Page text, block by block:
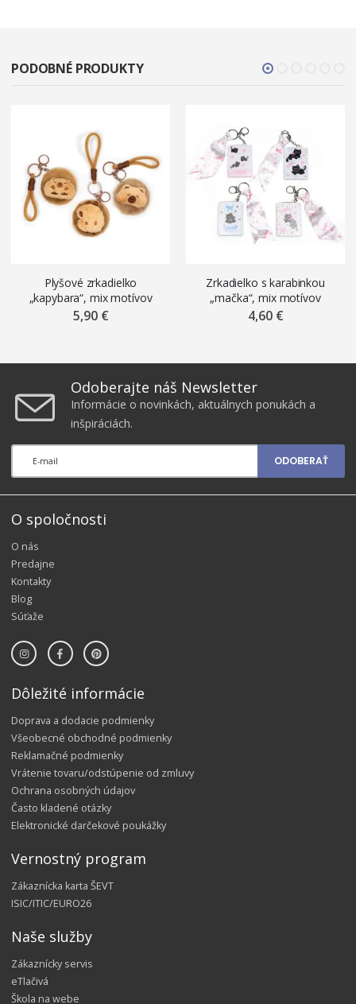
PODOBNÉ PRODUKTY
Plyšové zrkadielko
„kapybara“, mix motívov
5,90 €
Zrkadielko s karabinkou
„mačka“, mix motívov
4,60 €
Odoberajte náš Newsletter
Informácie o novinkách, aktuálnych ponukách a
inšpiráciách.
ODOBERAŤ
O spoločnosti
O nás
Predajne
Kontakty
Blog
Súťaže
Dôležité informácie
Doprava a dodacie podmienky
Všeobecné obchodné podmienky
Reklamačné podmienky
Vrátenie tovaru/odstúpenie od zmluvy
Ochrana osobných údajov
Často kladené otázky
Elektronické darčekové poukážky
Vernostný program
Zákaznícka karta ŠEVT
ISIC/ITIC/EURO26
Naše služby
Zákaznícky servis
eTlačivá
Škola na webe